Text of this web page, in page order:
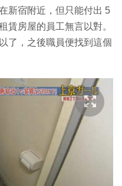
新宿附近，但只能付出 5
賃房屋的員工無言以對。
了，之後職員便找到這個